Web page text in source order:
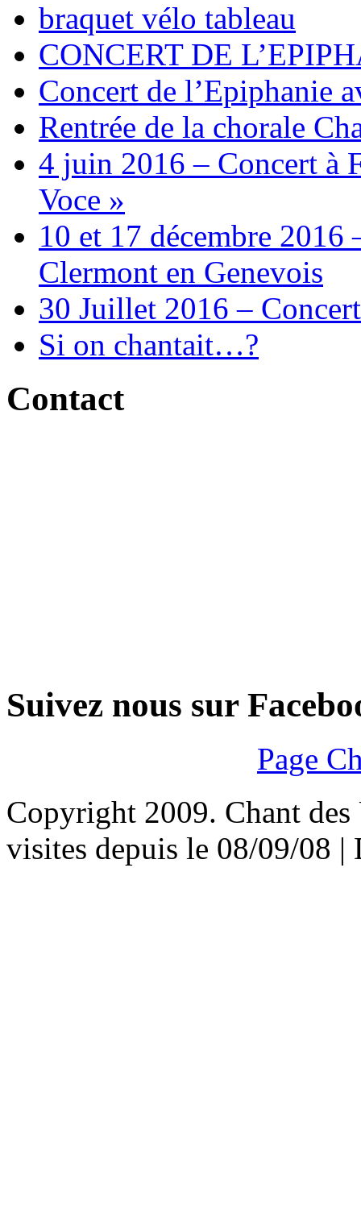
braquet vélo tableau
CONCERT DE
Concert de l’Epiphanie
Rentrée de la chorale
4 juin 2016 – Concert à
Voce »
10 et 17 décembre
Clermont en Genevois
30 Juillet 2016 –
Si on chantait…?
Contact
Suivez nous sur
Page
Copyright 2009. Chant des
visites depuis le 08/09/08